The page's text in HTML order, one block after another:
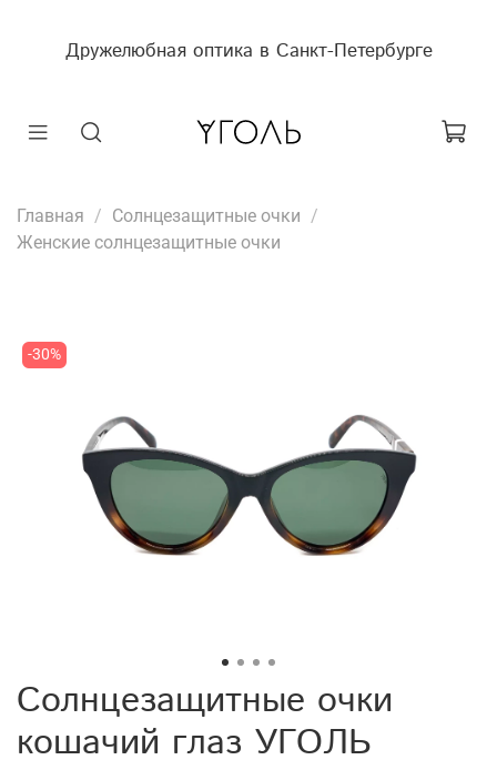
Дружелюбная оптика в Санкт-Петербурге
Главная
Солнцезащитные очки
Женские солнцезащитные очки
-30%
Солнцезащитные очки
кошачий глаз УГОЛЬ